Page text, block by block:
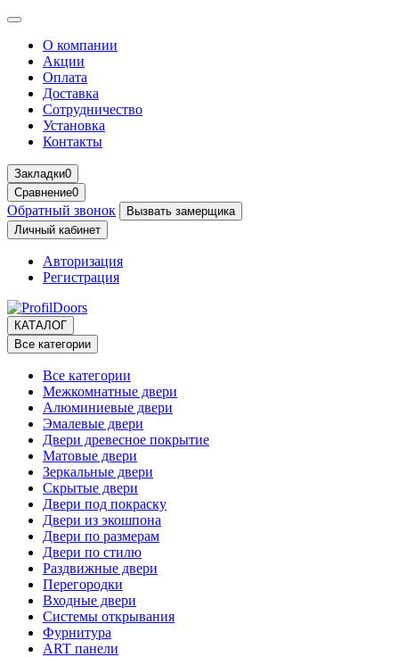
О компании
Акции
Оплата
Доставка
Сотрудничество
Установка
Контакты
Закладки0
Сравнение0
Обратный звонок
Вызвать замерщика
Личный кабинет
Авторизация
Регистрация
КАТАЛОГ
Все категории
Все категории
Межкомнатные двери
Алюминиевые двери
Эмалевые двери
Двери древесное покрытие
Матовые двери
Зеркальные двери
Скрытые двери
Двери под покраску
Двери из экошпона
Двери по размерам
Двери по стилю
Раздвижные двери
Перегородки
Входные двери
Системы открывания
Фурнитура
ART панели